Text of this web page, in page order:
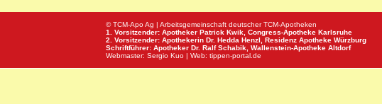
© TCM-Apo Ag | Arbeitsgemeinschaft deutscher TCM-Apotheken
1. Vorsitzender: Apotheker Patrick Kwik, Congress-Apotheke Karlsruhe
2. Vorsitzender: Apothekerin Dr. Hedda Henzl, Residenz Apotheke Würzburg
Schriftführer: Apotheker Dr. Ralf Schabik, Wallenstein-Apotheke Altdorf
Webmaster: Sergio Kuo | Web: tippen-portal.de